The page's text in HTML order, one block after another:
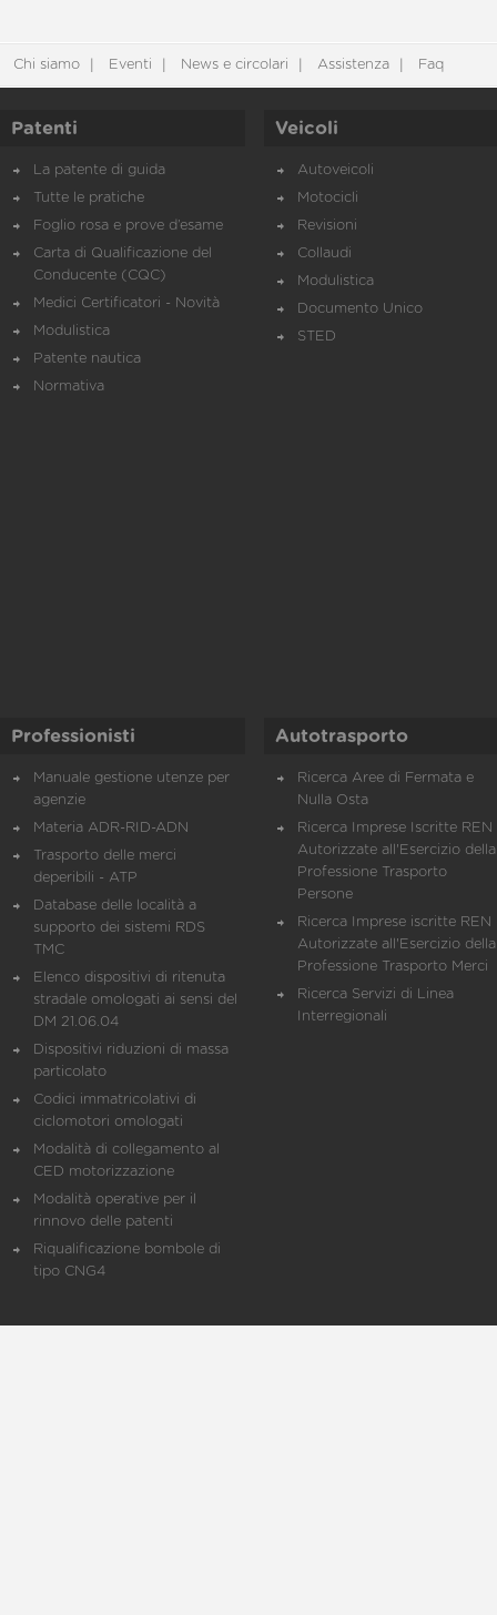
Chi siamo Eventi News e circolari Assistenza Faq
Patenti
La patente di guida
Tutte le pratiche
Foglio rosa e prove d’esame
Carta di Qualificazione del
Conducente (CQC)
Medici Certificatori - Novità
Modulistica
Patente nautica
Normativa
Veicoli
Autoveicoli
Motocicli
Revisioni
Collaudi
Modulistica
Documento Unico
STED
Professionisti
Manuale gestione utenze per
agenzie
Materia ADR-RID-ADN
Trasporto delle merci
deperibili - ATP
Database delle località a
supporto dei sistemi RDS
TMC
Elenco dispositivi di ritenuta
stradale omologati ai sensi del
DM 21.06.04
Dispositivi riduzioni di massa
particolato
Codici immatricolativi di
ciclomotori omologati
Modalità di collegamento al
CED motorizzazione
Modalità operative per il
rinnovo delle patenti
Riqualificazione bombole di
tipo CNG4
Autotrasporto
Ricerca Aree di Fermata e
Nulla Osta
Ricerca Imprese Iscritte REN
Autorizzate all'Esercizio della
Professione Trasporto
Persone
Ricerca Imprese iscritte REN
Autorizzate all'Esercizio della
Professione Trasporto Merci
Ricerca Servizi di Linea
Interregionali